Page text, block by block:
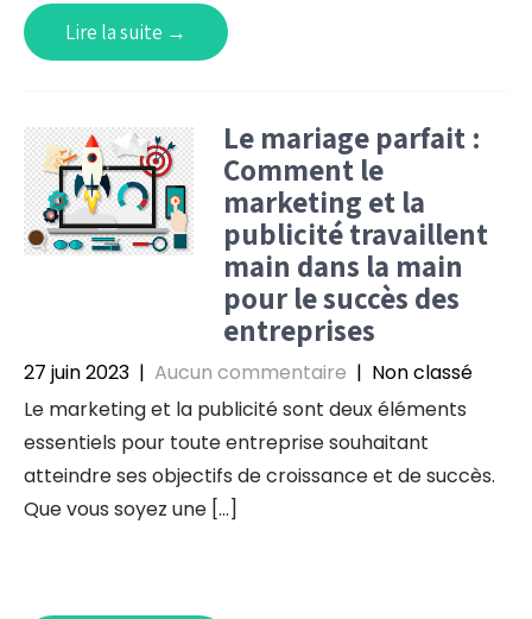
Lire la suite →
Le mariage parfait :
Comment le
marketing et la
publicité travaillent
main dans la main
pour le succès des
entreprises
27 juin 2023 | Aucun commentaire | Non classé
Le marketing et la publicité sont deux éléments
essentiels pour toute entreprise souhaitant
atteindre ses objectifs de croissance et de succès.
Que vous soyez une […]